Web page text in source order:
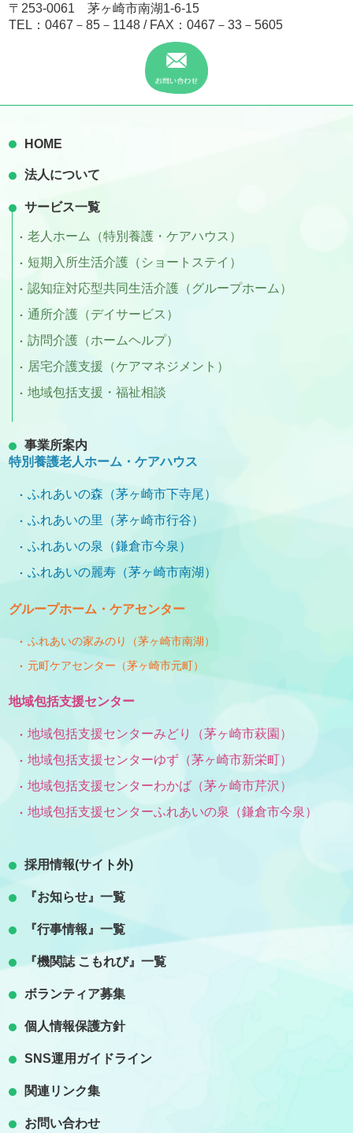
〒253-0061 茅ヶ崎市南湖1-6-15
TEL：0467－85－1148 / FAX：0467－33－5605
HOME
法人について
サービス一覧
老人ホーム（特別養護・ケアハウス）
短期入所生活介護（ショートステイ）
認知症対応型共同生活介護（グループホーム）
通所介護（デイサービス）
訪問介護（ホームヘルプ）
居宅介護支援（ケアマネジメント）
地域包括支援・福祉相談
事業所案内
特別養護老人ホーム・ケアハウス
ふれあいの森（茅ヶ崎市下寺尾）
ふれあいの里（茅ヶ崎市行谷）
ふれあいの泉（鎌倉市今泉）
ふれあいの麗寿（茅ヶ崎市南湖）
グループホーム・ケアセンター
ふれあいの家みのり（茅ヶ崎市南湖）
元町ケアセンター（茅ヶ崎市元町）
地域包括支援センター
地域包括支援センターみどり（茅ヶ崎市萩園）
地域包括支援センターゆず（茅ヶ崎市新栄町）
地域包括支援センターわかば（茅ヶ崎市芹沢）
地域包括支援センターふれあいの泉（鎌倉市今泉）
採用情報(サイト外)
『お知らせ』一覧
『行事情報』一覧
『機関誌 こもれび』一覧
ボランティア募集
個人情報保護方針
SNS運用ガイドライン
関連リンク集
お問い合わせ